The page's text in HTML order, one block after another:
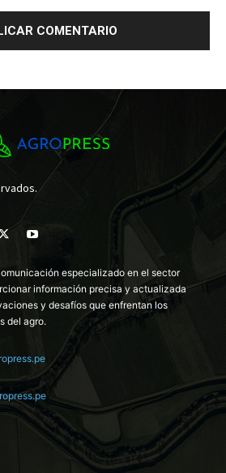
especializado en el sector
información precisa y actualizada
y desafíos que enfrentan los
del agro.